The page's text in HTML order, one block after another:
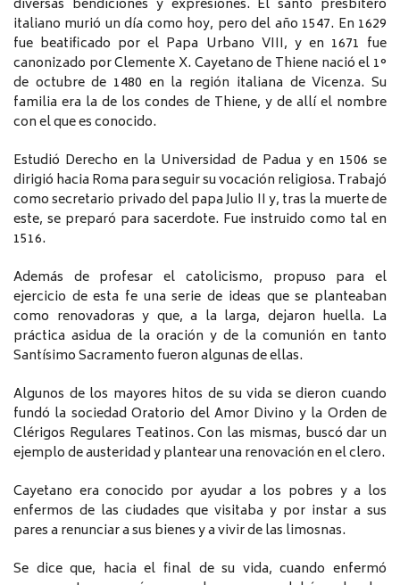
diversas bendiciones y expresiones. El santo presbítero
italiano murió un día como hoy, pero del año 1547. En 1629
fue beatificado por el Papa Urbano VIII, y en 1671 fue
canonizado por Clemente X. Cayetano de Thiene nació el 1°
de octubre de 1480 en la región italiana de Vicenza. Su
familia era la de los condes de Thiene, y de allí el nombre
con el que es conocido.
Estudió Derecho en la Universidad de Padua y en 1506 se
dirigió hacia Roma para seguir su vocación religiosa. Trabajó
como secretario privado del papa Julio II y, tras la muerte de
este, se preparó para sacerdote. Fue instruido como tal en
1516.
Además de profesar el catolicismo, propuso para el
ejercicio de esta fe una serie de ideas que se planteaban
como renovadoras y que, a la larga, dejaron huella. La
práctica asidua de la oración y de la comunión en tanto
Santísimo Sacramento fueron algunas de ellas.
Algunos de los mayores hitos de su vida se dieron cuando
fundó la sociedad Oratorio del Amor Divino y la Orden de
Clérigos Regulares Teatinos. Con las mismas, buscó dar un
ejemplo de austeridad y plantear una renovación en el clero.
Cayetano era conocido por ayudar a los pobres y a los
enfermos de las ciudades que visitaba y por instar a sus
pares a renunciar a sus bienes y a vivir de las limosnas.
Se dice que, hacia el final de su vida, cuando enfermó